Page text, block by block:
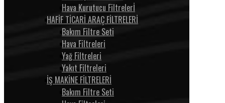
Hava Kurutucu Filtrelerİ
HAFİF TİCARİ ARAÇ FİLTRELERİ
Bakım Filtre Seti
Hava Filtreleri
Yağ Filtreleri
Yakıt Filtreleri
İŞ MAKİNE FİLTRELERİ
Bakım Filtre Seti